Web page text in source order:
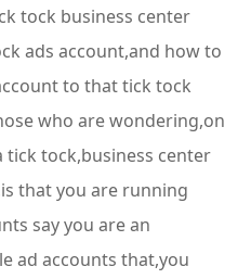
tock business center
ads account,and how to
to that tick tock
who are wondering,on
tock,business center
that you are running
say you are an
ad accounts that,you